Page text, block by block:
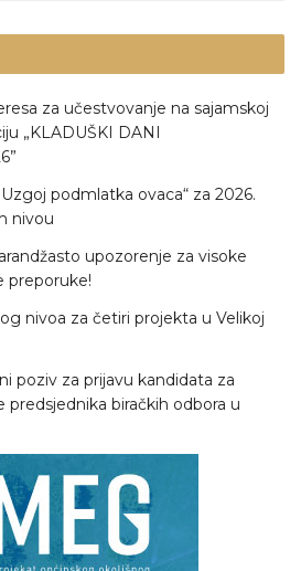
za učestvovanje na sajamskoj
„KLADUŠKI DANI
podmlatka ovaca“ za 2026.
nivou
upozorenje za visoke
preporuke!
nivoa za četiri projekta u Velikoj
poziv za prijavu kandidata za
biračkih odbora u